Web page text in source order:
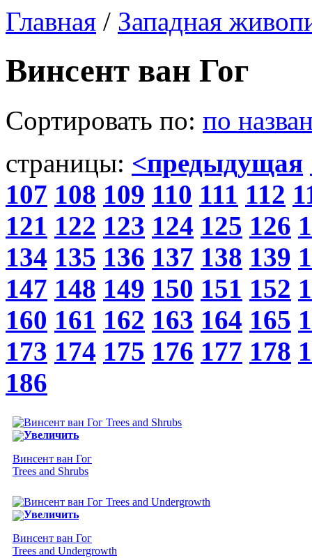
Главная / Западная
Винсент ван Гог
Сортировать по: по
страницы: <предыдущая
107 108 109 110 111 112
121 122 123 124 125 126
134 135 136 137 138 139
147 148 149 150 151 152
160 161 162 163 164 165
173 174 175 176 177 178
186
Увеличить
Винсент ван Гог
Trees and Shrubs
Увеличить
Винсент ван Гог
Trees and Undergrowth